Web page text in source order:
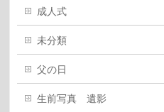
成人式
未分類
父の日
生前写真 遺影